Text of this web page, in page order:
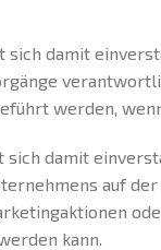
sich damit
werden,
sich damit
auf
kann.